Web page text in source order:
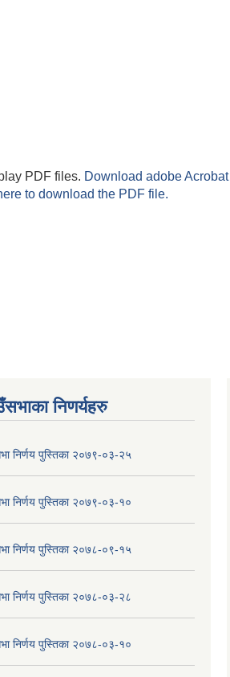
PDF files. Download adobe Acrobat
to download the PDF file.
निणर्यहरु
निर्णय पुस्तिका २०७९-०३-२५
निर्णय पुस्तिका २०७९-०३-१०
निर्णय पुस्तिका २०७८-०९-१५
निर्णय पुस्तिका २०७८-०३-२८
निर्णय पुस्तिका २०७८-०३-१०